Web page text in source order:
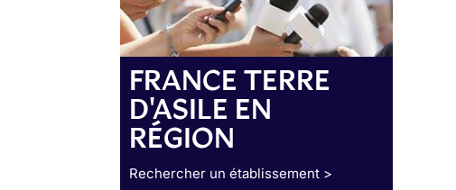
FRANCE TERRE
D'ASILE EN
RÉGION
Rechercher un établissement >